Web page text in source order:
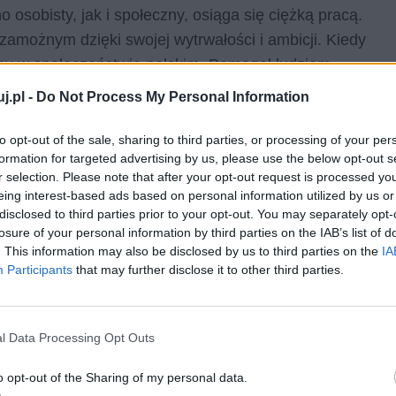
- Do Not Process My Personal Information
opt-out of the sale, sharing to third parties, or processing of your
for targeted advertising by us, please use the below opt-out
selection. Please note that after your opt-out request is processed
interest-based ads based on personal information utilized by us
to third parties prior to your opt-out. You may separately
of your personal information by third parties on the IAB’s list of
This information may also be disclosed by us to third parties on the
Participants that may further disclose it to other third parties.
Data Processing Opt Outs
opt-out of the Sharing of my personal data.
osobisty, jak i społeczny, osiąga się ciężką pracą.
dzięki swojej wytrwałości i ambicji. Kiedy
w społeczeństwie polskim. Pomagał ludziom
zakładając dochodową spółkę do handlu z Rosją,
klasę arystokracji, by ci użyli swoich
na ziemiach polskich, a w ten sposób,
niepodległości przez ojczyznę. Napotkał jednak
na których sami by nie zarabiali. Sam
po wielu nieudanych próbach altruistycznych
na tym polu sukcesu, to jednak warte podziwu
o sobie, lecz poświęcał się dla dobra ogółu.
odnaleźć możemy również wPanu
bohaterów,Jacek Soplica
swoje życie tylko jednemu celowi –
w ten sposób przyczynić się do odzyskania